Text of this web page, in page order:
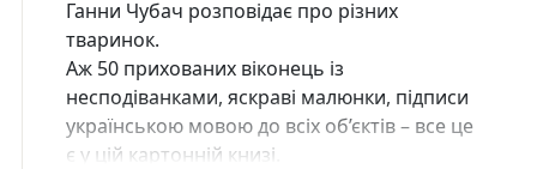
Ганни Чубач розповідає про різних
тваринок.
Аж 50 прихованих віконець із
несподіванками, яскраві малюнки, підписи
українською мовою до всіх об’єктів – все це
є у цій картонній книзі.